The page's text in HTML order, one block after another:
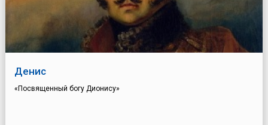
Денис
«Посвященный богу Дионису»